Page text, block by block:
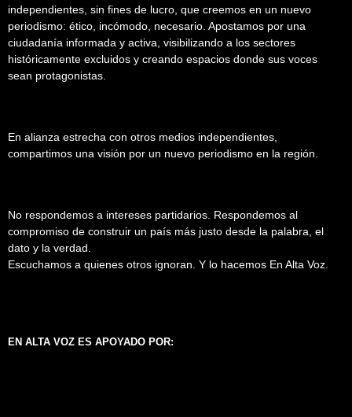
independientes, sin fines de lucro, que creemos en un nuevo
periodismo: ético, incómodo, necesario. Apostamos por una
ciudadanía informada y activa, visibilizando a los sectores
históricamente excluidos y creando espacios donde sus voces
sean protagonistas.
En alianza estrecha con otros medios independientes,
compartimos una visión por un nuevo periodismo en la región.
No respondemos a intereses partidarios. Respondemos al
compromiso de construir un país más justo desde la palabra, el
dato y la verdad.
Escuchamos a quienes otros ignoran. Y lo hacemos En Alta Voz.
EN ALTA VOZ ES APOYADO POR: